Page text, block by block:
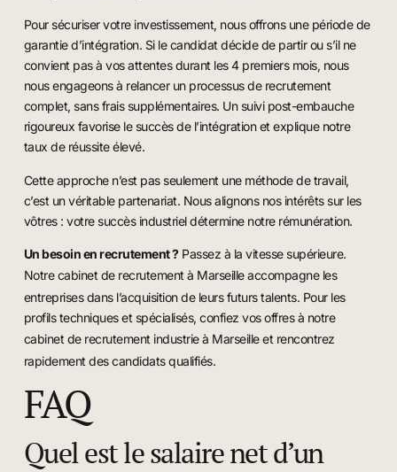
Pour sécuriser votre investissement, nous offrons une période de
garantie d’intégration. Si le candidat décide de partir ou s’il ne
convient pas à vos attentes durant les 4 premiers mois, nous
nous engageons à relancer un processus de recrutement
complet, sans frais supplémentaires. Un suivi post-embauche
rigoureux favorise le succès de l’intégration et explique notre
taux de réussite élevé.
Cette approche n’est pas seulement une méthode de travail,
c’est un véritable partenariat. Nous alignons nos intérêts sur les
vôtres : votre succès industriel détermine notre rémunération.
Un besoin en recrutement ?Passez à la vitesse supérieure.
Notrecabinet de recrutement à Marseilleaccompagne les
entreprises dans l’acquisition de leurs futurs talents. Pour les
profils techniques et spécialisés, confiez vos offres à notre
cabinet de recrutement industrie à Marseilleet rencontrez
rapidement des candidats qualifiés.
FAQ
Quel est le salaire net d’un